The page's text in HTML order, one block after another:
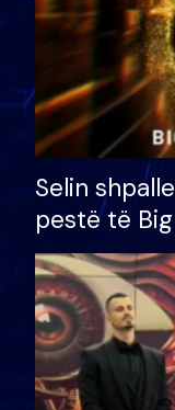
Selin
pestë të
çmimin e